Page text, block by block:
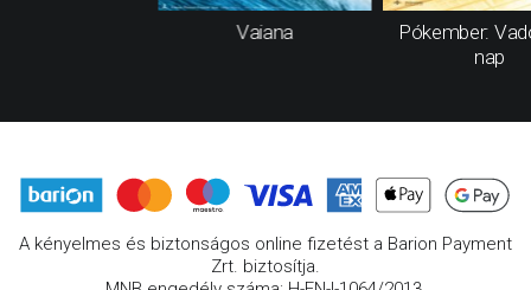
Vaiana
Pókember:
nap
A kényelmes és biztonságos online fizetést a Barion Payment
Zrt. biztosítja.